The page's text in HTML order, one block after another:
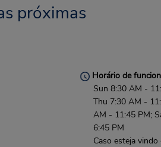
próximas
Horário de
Sun 8:30 AM -
Thu 7:30 AM -
AM - 11:45 PM;
6:45 PM
Caso esteja vindo